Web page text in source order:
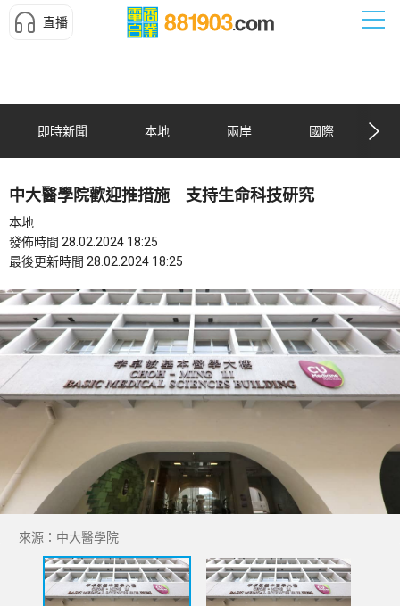
直播
即時新聞 本地 兩岸 國際
中大醫學院歡迎推措施 支持生命科技研究
本地
發佈時間 28.02.2024 18:25
最後更新時間 28.02.2024 18:25
來源：中大醫學院